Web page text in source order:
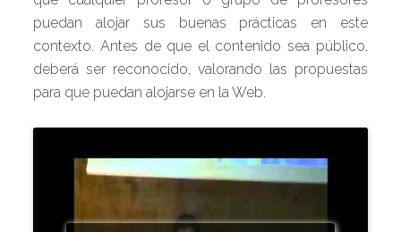
puedan alojar sus buenas prácticas en este
contexto. Antes de que el contenido sea público,
deberá ser reconocido, valorando las propuestas
para que puedan alojarse en la Web.